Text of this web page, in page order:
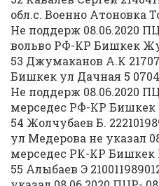
обл.с. Военно Атоновка
Не поддерж 08.06.2020
вольво РФ-КР Бишкек
53 Джумаканов А.К
Бишкек ул Дачная 5
Не поддерж 08.06.2020
мерседес РФ-КР
54 Жолчубаев Б.
ул Медерова не указал
мерседес РК-КР
55 Алыбаев Э